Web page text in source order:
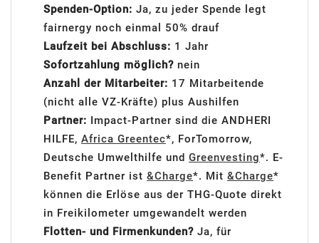
Spenden-Option: Ja, zu jeder Spende legt
fairnergy noch einmal 50% drauf
Laufzeit bei Abschluss: 1 Jahr
Sofortzahlung möglich? nein
Anzahl der Mitarbeiter: 17 Mitarbeitende
(nicht alle VZ-Kräfte) plus Aushilfen
Partner: Impact-Partner sind die ANDHERI
HILFE, Africa Greentec*, ForTomorrow,
Deutsche Umwelthilfe und Greenvesting*. E-
Benefit Partner ist &Charge*. Mit &Charge*
können die Erlöse aus der THG-Quote direkt
in Freikilometer umgewandelt werden
Flotten- und Firmenkunden? Ja, für